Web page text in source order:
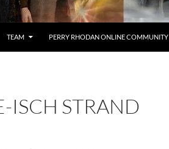
TEAM PERRY RHODAN ONLINE COMMUNITY
ISCH STRAND